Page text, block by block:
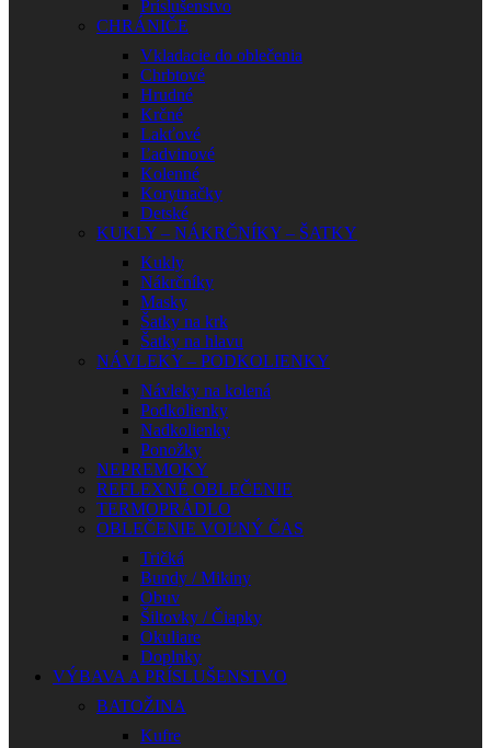
Príslušenstvo
CHRÁNIČE
Vkladacie do oblečenia
Chrbtové
Hrudné
Krčné
Lakťové
Ľadvinové
Kolenné
Korytnačky
Detské
KUKLY – NÁKRČNÍKY – ŠATKY
Kukly
Nákrčníky
Masky
Šatky na krk
Šatky na hlavu
NÁVLEKY – PODKOLIENKY
Návleky na kolená
Podkolienky
Nadkolienky
Ponožky
NEPREMOKY
REFLEXNÉ OBLEČENIE
TERMOPRÁDLO
OBLEČENIE VOĽNÝ ČAS
Tričká
Bundy / Mikiny
Obuv
Šiltovky / Čiapky
Okuliare
Doplnky
VÝBAVA A PRÍSLUŠENSTVO
BATOŽINA
Kufre